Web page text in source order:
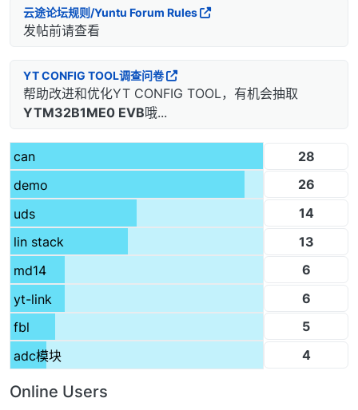
云途论坛规则/Yuntu Forum Rules
发帖前请查看
YT CONFIG TOOL调查问卷
帮助改进和优化YT CONFIG TOOL，有机会抽取
YTM32B1ME0 EVB哦...
can
28
demo
26
uds
14
lin stack
13
md14
6
yt-link
6
fbl
5
adc模块
4
Online Users